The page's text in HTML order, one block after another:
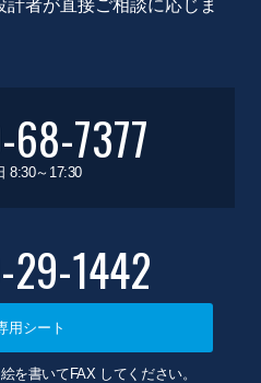
者が直接ご相談に応じま
68-7377
8:30～17:30
29-1442
用シート
を書いてFAX してください。